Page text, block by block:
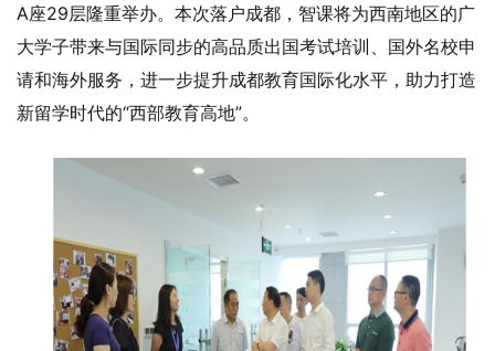
A座29层隆重举办。本次落户成都，智课将为西南地区的广
大学子带来与国际同步的高品质出国考试培训、国外名校申
请和海外服务，进一步提升成都教育国际化水平，助力打造
新留学时代的“西部教育高地”。